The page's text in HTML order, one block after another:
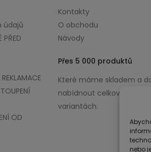
nebo
údajů
PŘED
OD
Kontakty
O obchodu
Návody
Přes 5 000 produktů
Které máme skladem a
nabídnout celkově až v
variantách.